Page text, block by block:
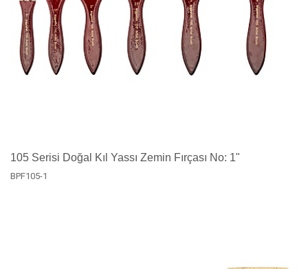
105 Serisi Doğal Kıl Yassı Zemin Fırçası No: 1"
BPF105-1